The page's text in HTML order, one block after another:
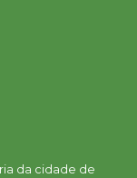
da cidade de